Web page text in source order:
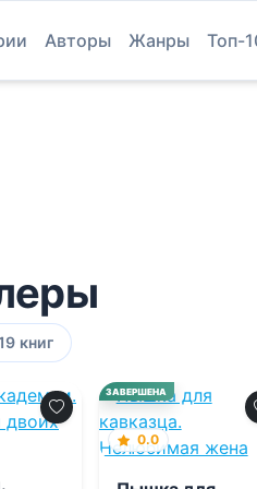
Авторы Жанры Топ-
книг
ЗАВЕРШЕНА
0.0